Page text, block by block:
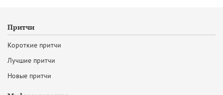
Притчи
Короткие притчи
Лучшие притчи
Новые притчи